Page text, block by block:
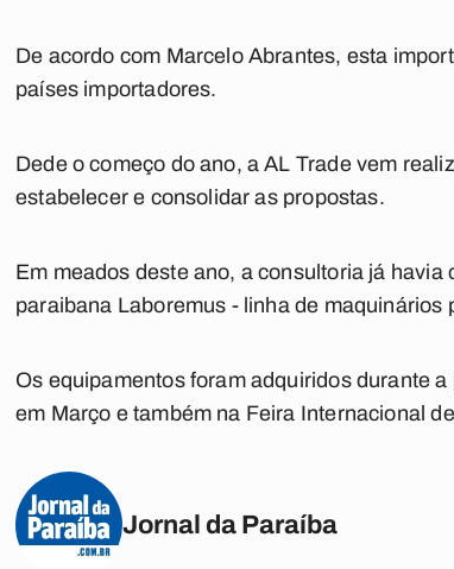
De acordo com Marcelo Abrantes, esta
países importadores.
Dede o começo do ano, a AL Trade vem
estabelecer e consolidar as propostas.
Em meados deste ano, a consultoria já
paraibana Laboremus - linha de
Os equipamentos foram adquiridos durante
em Março e também na Feira Internacional
Jornal da Paraíba